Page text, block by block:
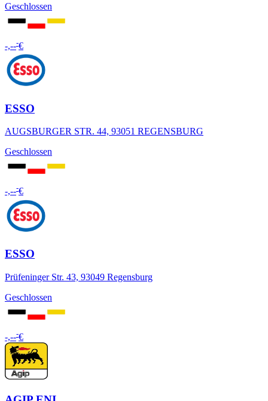
Geschlossen
-,---€
ESSO
AUGSBURGER STR. 44, 93051 REGENSBURG
Geschlossen
-,---€
ESSO
Prüfeninger Str. 43, 93049 Regensburg
Geschlossen
-,---€